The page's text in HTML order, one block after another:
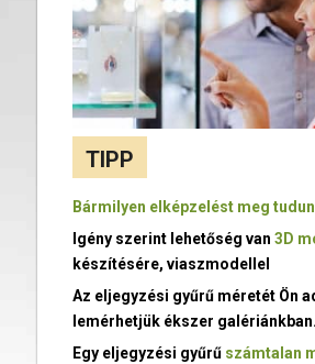
TIPP
Bármilyen elképzelést meg
Igény szerint lehetőség van 3D
készítésére, viaszmodellel
Az eljegyzési gyűrű méretét Ön
lemérhetjük ékszer galériánkban.
Egy eljegyzési gyűrű számtalan